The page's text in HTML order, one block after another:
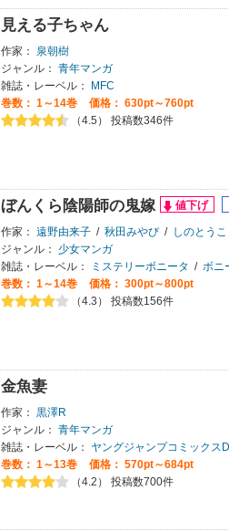
見える子ちゃん
作家：
泉朝樹
ジャンル： 青年マンガ
雑誌・レーベル：
MFC
巻数： 1～14巻
価格： 630pt～760pt
（4.5） 投稿数346件
ぼんくら陰陽師の鬼嫁
作家： 遠野由来子 / 秋田みやび /
しのとうこ
ジャンル：
少女マンガ
雑誌・レーベル：
ミステリーボニータ / ボニ
巻数： 1～14巻
価格： 300pt～800pt
（4.3） 投稿数156件
金魚妻
作家： 黒澤R
ジャンル： 青年マンガ
雑誌・レーベル：
ヤングジャンプコミックス
巻数： 1～13巻
価格： 570pt～684pt
（4.2） 投稿数700件